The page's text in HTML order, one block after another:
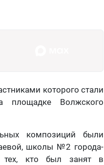
которого стали
Волжского
композиций были
школы №2 города-
тех, кто был занят в